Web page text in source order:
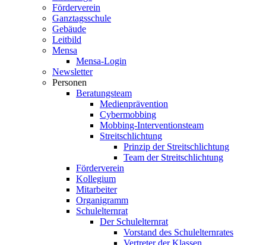
Förderverein
Ganztagsschule
Gebäude
Leitbild
Mensa
Mensa-Login
Newsletter
Personen
Beratungsteam
Medienprävention
Cybermobbing
Mobbing-Interventionsteam
Streitschlichtung
Prinzip der Streitschlichtung
Team der Streitschlichtung
Förderverein
Kollegium
Mitarbeiter
Organigramm
Schulelternrat
Der Schulelternrat
Vorstand des Schulelternrates
Vertreter der Klassen